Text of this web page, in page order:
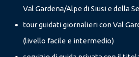
Val Gardena/Alpe di Siusi e della
tour guidati giornalieri con Val
(livello facile e intermedio)